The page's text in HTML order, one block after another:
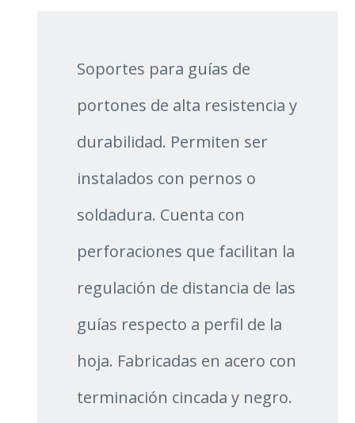
Soportes para guías de
portones de alta resistencia y
durabilidad. Permiten ser
instalados con pernos o
soldadura. Cuenta con
perforaciones que facilitan la
regulación de distancia de las
guías respecto a perfil de la
hoja. Fabricadas en acero con
terminación cincada y negro.